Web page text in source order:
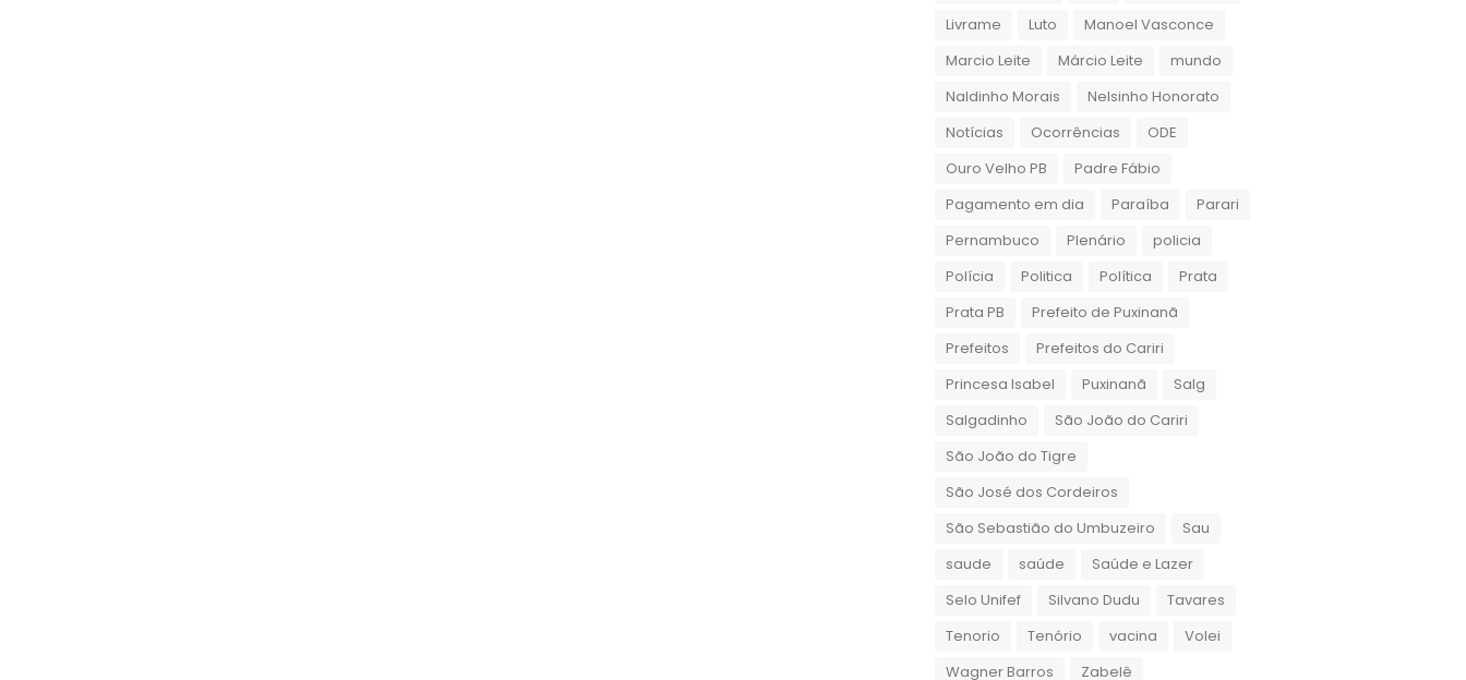
Livrame
Luto
Manoel Vasconce
Marcio Leite
Márcio Leite
mundo
Naldinho Morais
Nelsinho Honorato
Notícias
Ocorrências
ODE
Ouro Velho PB
Padre Fábio
Pagamento em dia
Paraíba
Parari
Pernambuco
Plenário
policia
Polícia
Politica Política
Prata
Prata PB
Prefeito de Puxinanã
Prefeitos
Prefeitos do Cariri
Princesa Isabel
Puxinanã
Salg
Salgadinho
São João do Cariri
São João do Tigre
São José dos Cordeiros
São Sebastião do Umbuzeiro
Sau
saude
saúde
Saúde e Lazer
Selo Unifef
Silvano Dudu
Tavares
Tenorio
Tenório vacina
Volei
Wagner Barros
Zabelê